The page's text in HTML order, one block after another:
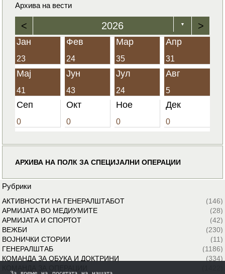
Архива на вести
< 2026 ▼ >
Јан
23
Фев
24
Мар
35
Апр
31
Мај
41
Јун
43
Јул
24
Авг
5
Сеп
0
Окт
0
Ное
0
Дек
0
АРХИВА НА ПОЛК ЗА СПЕЦИЈАЛНИ ОПЕРАЦИИ
Рубрики
АКТИВНОСТИ НА ГЕНЕРАЛШТАБОТ
(146)
АРМИЈАТА ВО МЕДИУМИТЕ
(28)
АРМИЈАТА И СПОРТОТ
(42)
ВЕЖБИ
(230)
ВОЈНИЧКИ СТОРИИ
(11)
ГЕНЕРАЛШТАБ
(1186)
КОМАНДА ЗА ОБУКА И ДОКТРИНИ
(334)